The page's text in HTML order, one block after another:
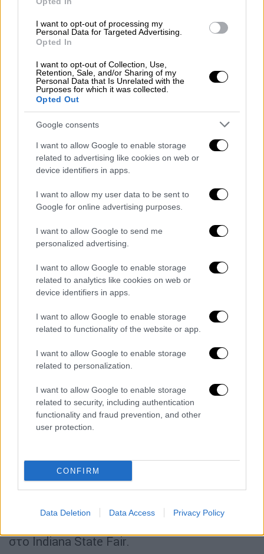
I want to opt-out of processing my
Personal Data for Targeted Advertising.
Opted In
I want to opt-out of Collection, Use,
Retention, Sale, and/or Sharing of my
Personal Data that Is Unrelated with the
Purposes for which it was collected.
Opted Out
Google consents
I want to allow Google to enable storage
related to advertising like cookies on web or
device identifiers in apps.
I want to allow my user data to be sent to
Google for online advertising purposes.
I want to allow Google to send me
personalized advertising.
I want to allow Google to enable storage
related to analytics like cookies on web or
device identifiers in apps.
I want to allow Google to enable storage
related to functionality of the website or app.
I want to allow Google to enable storage
related to personalization.
I want to allow Google to enable storage
related to security, including authentication
functionality and fraud prevention, and other
user protection.
CONFIRM
Data Deletion Data Access Privacy Policy
Το 2007, ενώ βρισκόταν στο J.C. Lewis
Health Care Center, γνώρισε μια νοσοκόμα
τελικά αποφάσισε να τον βοηθήσει
οικονομικά, αλλά και βρίσκοντάς του
δουλειά ως κηπουρού, αλλά κι αυτό δεν
κράτησε πολύ.
Για πολλά χρόνια μετά το ατύχημά του, ζούσε
ως άστεγος ενώ δεν μπορούσε να βρει
δουλειά επειδή δεν θυμόταν τον αριθμό
κοινωνικής ασφάλισής του.
Δέκα χρόνια πριν τον Μάικλ Τζάκσον
Το 2011 η ιστορία του παρουσιάστηκε σε
ήταν αυτοί που κινητοποιήθηκαν για να τον
βοηθήσουν. Άλλοι προσφέροντάς του στέγη,
άλλοι δίνοντας χρήματα και κάποιοι τρίτοι
αναζητώντας στοιχεία για την ταυτότητά
Ο ίδιος έλεγε ότι θυμόταν πως είχε
γεννηθεί την ίδια ημέρα, 10 ακριβώς χρόνια
πριν τον Μάικλ Τζάκσον, ότι μπορεί να είχε
συγγενείς με αυτά τα ονόματα και ότι ίσως
είχε δύο ή τρία αδέλφια.
Μέσω ύπνωσης, θυμήθηκε κάποια ψηφία από
επίσης κάποιες στιγμές από την
προηγούμενή του ζωή. Ένα νεκροταφείο
στην Ινδιανάπολη, ένα μεγάλο εμπορικό
κέντρο κοντά στο σπίτι του και σάντουιτς
στο Indiana State Fair.